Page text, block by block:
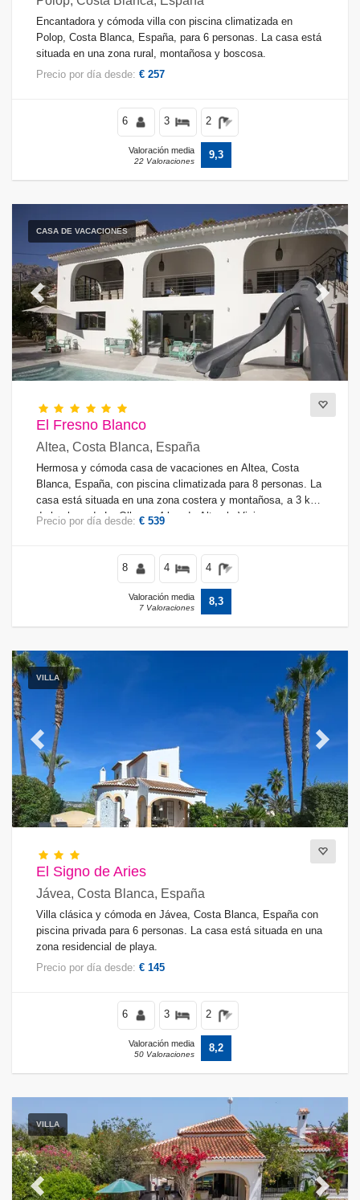
Encantadora y cómoda villa con piscina climatizada en
Polop, Costa Blanca, España, para 6 personas. La casa está
situada en una zona rural, montañosa y boscosa.
Precio por día desde: € 257
6 3 2
Valoración media
22 Valoraciones
9,3
CASA DE VACACIONES
Previous Next
El Fresno Blanco
Altea, Costa Blanca, España
Hermosa y cómoda casa de vacaciones en Altea, Costa
Blanca, España, con piscina climatizada para 8 personas. La
casa está situada en una zona costera y montañosa, a 3 km
de la playa de La Olla y a 4 km de Altea la Vieja.
Precio por día desde: € 539
8 4 4
Valoración media
7 Valoraciones
8,3
VILLA
Previous Next
El Signo de Aries
Jávea, Costa Blanca, España
Villa clásica y cómoda en Jávea, Costa Blanca, España con
piscina privada para 6 personas. La casa está situada en una
zona residencial de playa.
Precio por día desde: € 145
6 3 2
Valoración media
50 Valoraciones
8,2
VILLA
Previous Next